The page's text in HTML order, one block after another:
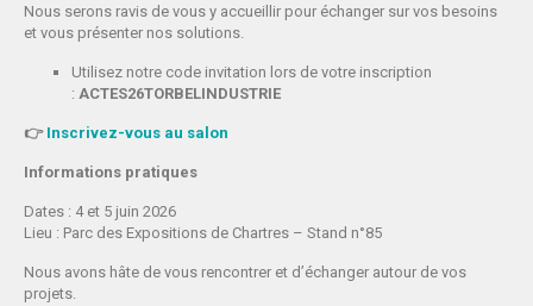
Nous serons ravis de vous y accueillir pour échanger sur vos besoins
et vous présenter nos solutions.
Utilisez notre code invitation lors de votre inscription
: ACTES26TORBELINDUSTRIE
👉 Inscrivez-vous au salon
Informations pratiques
Dates : 4 et 5 juin 2026
Lieu : Parc des Expositions de Chartres – Stand n°85
Nous avons hâte de vous rencontrer et d’échanger autour de vos
projets.